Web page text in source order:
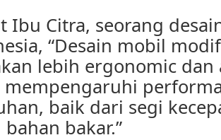
Ibu Citra, seorang
“Desain mobil
lebih ergonomic dan
mempengaruhi
baik dari segi
bakar.”